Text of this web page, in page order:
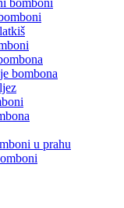
bomboni
bombona
u prahu